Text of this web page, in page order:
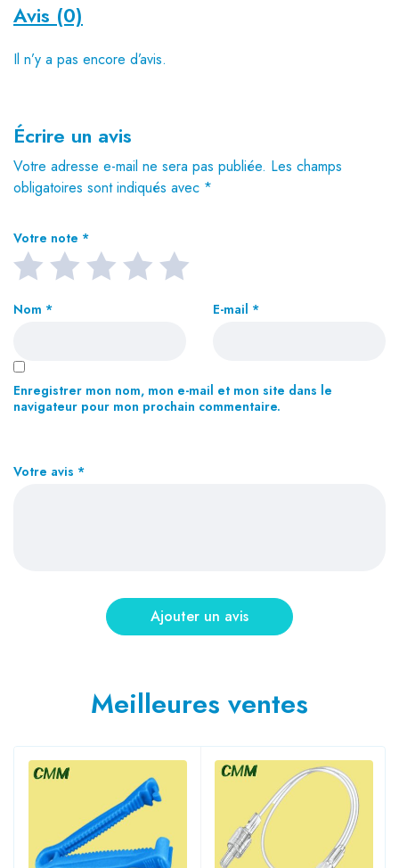
Avis (0)
Il n’y a pas encore d’avis.
Écrire un avis
Votre adresse e-mail ne sera pas publiée. Les champs
obligatoires sont indiqués avec *
Votre note *
Votre avis *
Nom * E-mail *
Enregistrer mon nom, mon e-mail et mon site dans le
navigateur pour mon prochain commentaire.
Meilleures ventes